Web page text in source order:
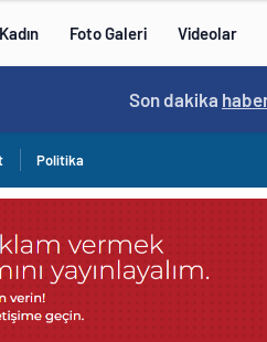
Kadın Foto Galeri Videolar
14:57 /
Son dakika
Politika